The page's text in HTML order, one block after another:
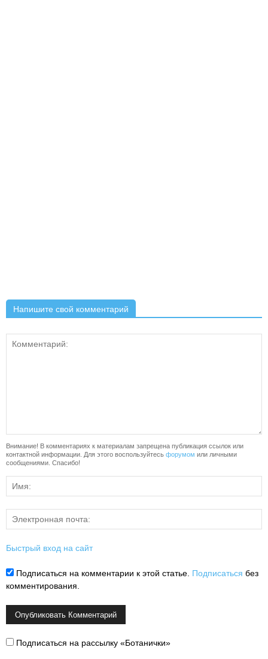
Напишите свой комментарий
Внимание! В комментариях к материалам запрещена публикация ссылок или
контактной информации. Для этого воспользуйтесь форумом или личными
сообщениями. Спасибо!
Быстрый вход на сайт
Подписаться на комментарии к этой статье. Подписаться без
комментирования.
Подписаться на рассылку «Ботанички»